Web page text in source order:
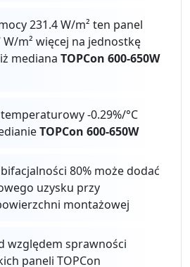
231.4 W/m² ten panel
m² więcej na jednostkę
medianaTOPCon 600-650W
-0.29%/°C
TOPCon 600-650W
80% może dodać
uzysku przy
montażowej
względem sprawności
paneli TOPCon